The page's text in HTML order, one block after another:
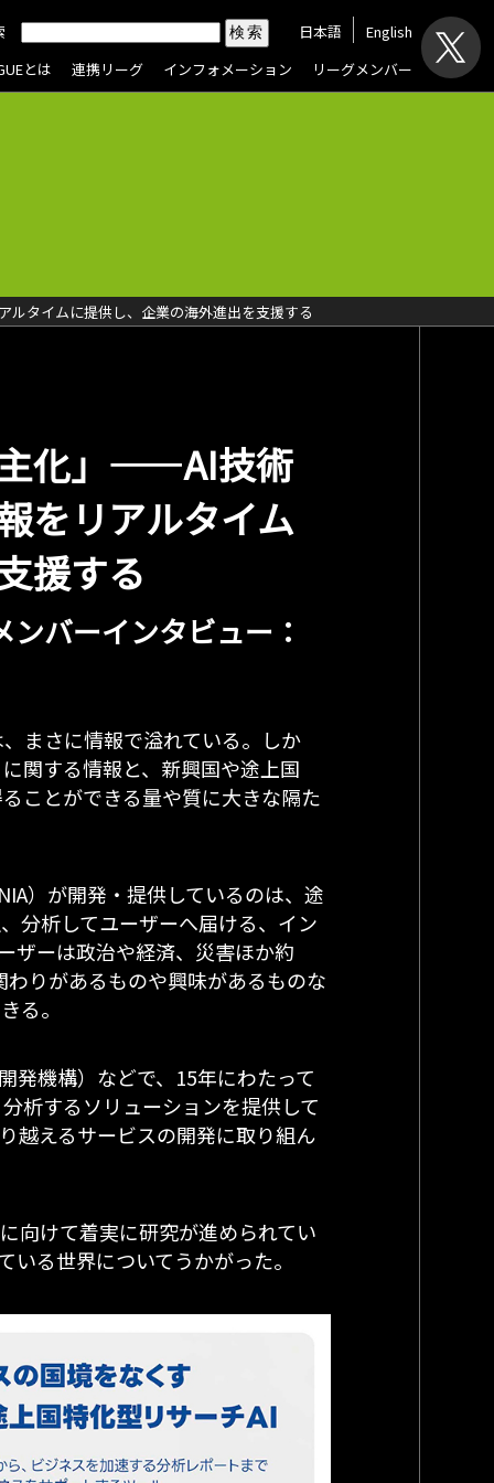
日本語
English
とは
連携リーグ インフォメーション リーグメンバー
ルタイムに提供し、企業の海外進出を支援する
主化」――AI技術
をリアルタイム
援する
バーインタビュー：
まさに情報で溢れている。しか
関する情報と、新興国や途上国
ことができる量や質に大きな隔た
）が開発・提供しているのは、途
分析してユーザーへ届ける、イン
ザーは政治や経済、災害ほか約
りがあるものや興味があるものな
る。
発機構）などで、15年にわたって
析するソリューションを提供して
越えるサービスの開発に取り組ん
向けて着実に研究が進められてい
る世界についてうかがった。